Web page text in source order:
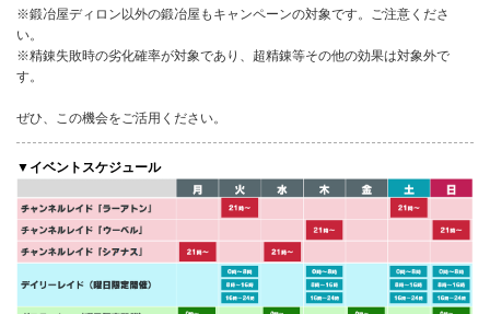
※鍛冶屋ディロン以外の鍛冶屋もキャンペーンの対象です。ご注意くださ
い。
※精錬失敗時の劣化確率が対象であり、超精錬等その他の効果は対象外で
す。
ぜひ、この機会をご活用ください。
▼イベントスケジュール